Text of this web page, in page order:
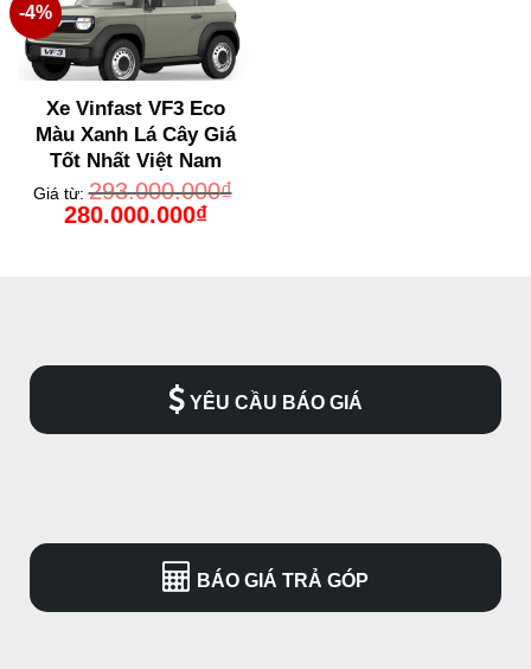
-4%
Xe Vinfast VF3 Eco
Màu Xanh Lá Cây Giá
Tốt Nhất Việt Nam
Giá từ:293.000.000₫
Giá
gốc
280.000.000₫Giá
hiện
YÊU CẦU BÁO GIÁ
BÁO GIÁ TRẢ GÓP